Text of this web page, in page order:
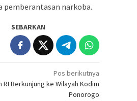
pemberantasan narkoba.
SEBARKAN
Pos berikutnya
RI Berkunjung ke Wilayah Kodim
Ponorogo